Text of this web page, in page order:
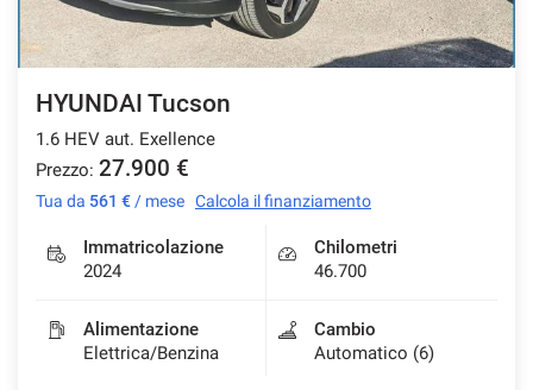
HYUNDAI Tucson
1.6 HEV aut. Exellence
Prezzo: 27.900 €
Tua da 561 € / mese Calcola il finanziamento
Immatricolazione
2024
Chilometri
46.700
Alimentazione
Elettrica/Benzina
Cambio
Automatico (6)